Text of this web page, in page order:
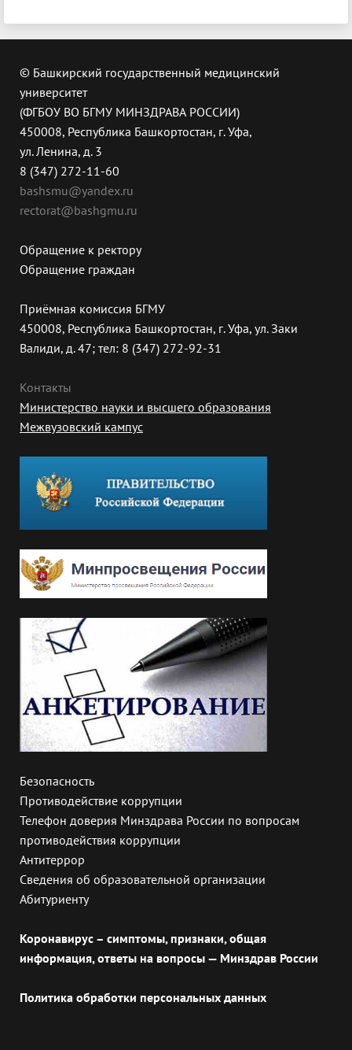
© Башкирский государственный медицинский
университет
(ФГБОУ ВО БГМУ МИНЗДРАВА РОССИИ)
450008, Республика Башкортостан, г. Уфа,
ул. Ленина, д. 3
8 (347) 272-11-60
bashsmu@yandex.ru
rectorat@bashgmu.ru
Обращение к ректору
Обращение граждан
Приёмная комиссия БГМУ
450008, Республика Башкортостан, г. Уфа, ул. Заки
Валиди, д. 47; тел: 8 (347) 272-92-31
Контакты
Министерство науки и высшего образования
Межвузовский кампус
Безопасность
Противодействие коррупции
Телефон доверия Минздрава России по вопросам
противодействия коррупции
Антитеррор
Сведения об образовательной организации
Абитуриенту
Коронавирус – симптомы, признаки, общая
информация, ответы на вопросы — Минздрав России
Политика обработки персональных данных